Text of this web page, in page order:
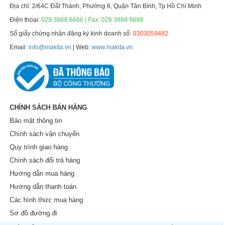
Địa chỉ: 2/64C Đất Thánh, Phường 6, Quận Tân Bình, Tp Hồ Chí Minh
Điện thoại:028 3868 6666 | Fax: 028 3868 6688
Số giấy chứng nhận đăng ký kinh doanh số:0303059482
Email:info@makita.vn | Web:www.makita.vn
CHÍNH SÁCH BÁN HÀNG
Bảo mật thông tin
Chính sách vận chuyển
Quy trình giao hàng
Chính sách đổi trả hàng
Hướng dẫn mua hàng
Hướng dẫn thanh toán
Các hình thức mua hàng
Sơ đồ đường đi